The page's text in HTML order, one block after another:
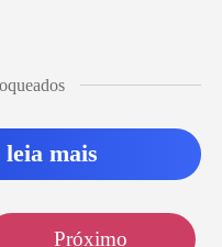
mais
Próximo